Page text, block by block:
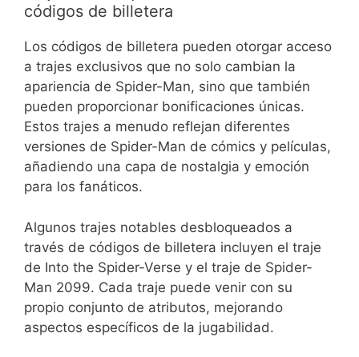
códigos de billetera
Los códigos de billetera pueden otorgar acceso
a trajes exclusivos que no solo cambian la
apariencia de Spider-Man, sino que también
pueden proporcionar bonificaciones únicas.
Estos trajes a menudo reflejan diferentes
versiones de Spider-Man de cómics y películas,
añadiendo una capa de nostalgia y emoción
para los fanáticos.
Algunos trajes notables desbloqueados a
través de códigos de billetera incluyen el traje
de Into the Spider-Verse y el traje de Spider-
Man 2099. Cada traje puede venir con su
propio conjunto de atributos, mejorando
aspectos específicos de la jugabilidad.